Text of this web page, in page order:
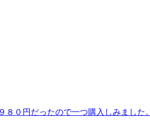
０円だったので一つ購入しみました。